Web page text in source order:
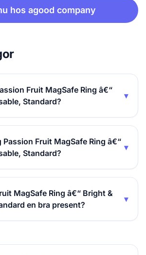
hos agood company
Fruit MagSafe Ring â€“
Standard?
▾
Passion Fruit MagSafe Ring â€“
Standard?
▾
MagSafe Ring â€“ Bright &
en bra present?
▾